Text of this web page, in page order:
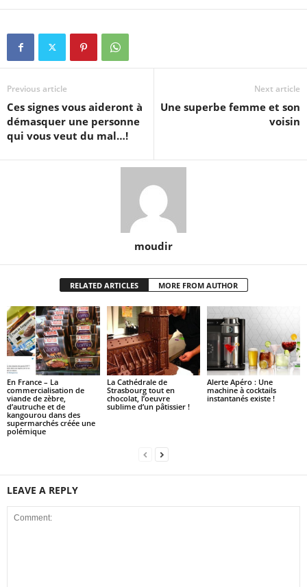
Previous article
Ces signes vous aideront à
démasquer une personne
qui vous veut du mal…!
Next article
Une superbe femme et son
voisin
moudir
RELATED ARTICLES MORE FROM AUTHOR
En France – La
commercialisation de
viande de zèbre,
d’autruche et de
kangourou dans des
supermarchés créée une
polémique
La Cathédrale de
Strasbourg tout en
chocolat, l’oeuvre
sublime d’un pâtissier !
Alerte Apéro : Une
machine à cocktails
instantanés existe !
LEAVE A REPLY